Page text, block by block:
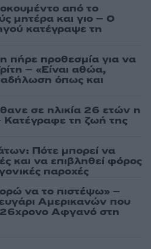
από το
μητέρα και γιο – Ο
κατέγραψε τη
πήρε προθεσμία για να
– «Είναι αθώα,
όπως και
σε ηλικία 26 ετών η
Kατέγραφε τη ζωή της
Πότε μπορεί να
και να επιβληθεί φόρος
γονικές παροχές
να το πιστέψω» –
Αμερικανών που
26χρονο Αφγανό στη